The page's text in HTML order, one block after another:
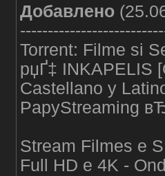
Добавлено
Torrent: Filme si
рџҐ‡ INKAPELIS
Castellano y
PapyStreaming
Stream Filmes e
Full HD e 4K -